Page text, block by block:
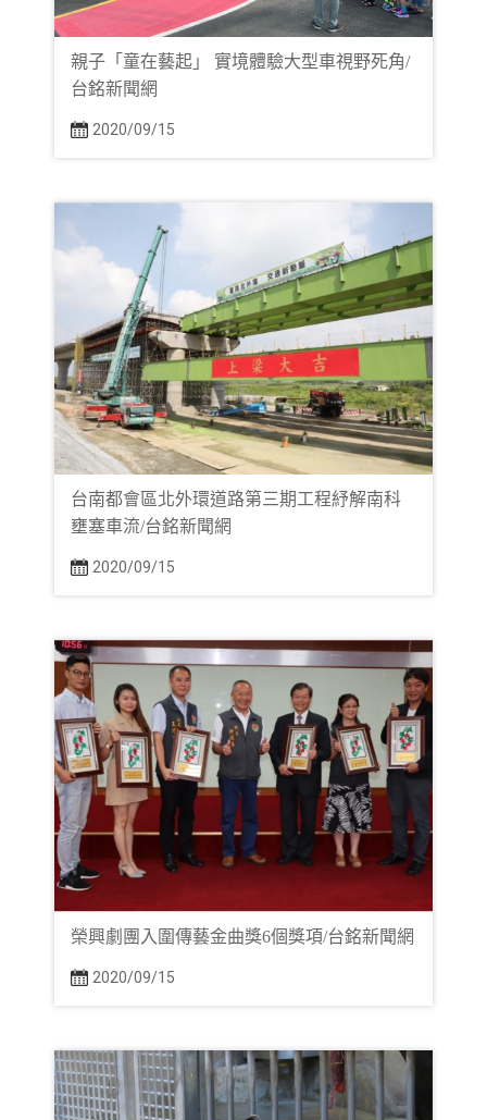
親子「童在藝起」 實境體驗大型車視野死角/
台銘新聞網
2020/09/15
台南都會區北外環道路第三期工程紓解南科
壅塞車流/台銘新聞網
2020/09/15
榮興劇團入圍傳藝金曲獎6個獎項/台銘新聞網
2020/09/15